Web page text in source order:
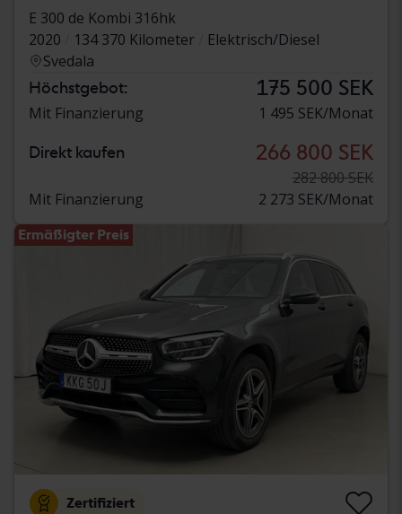
E 300 de Kombi 316hk
2020
134 370 Kilometer
Elektrisch/Diesel
Svedala
Höchstgebot: 175 500 SEK
Mit Finanzierung 1 495 SEK/Monat
Direkt kaufen 266 800 SEK
282 800 SEK
Mit Finanzierung
2 273 SEK/Monat
Ermäßigter Preis
Zertifiziert